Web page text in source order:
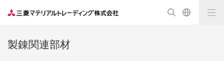
製錬関連部材